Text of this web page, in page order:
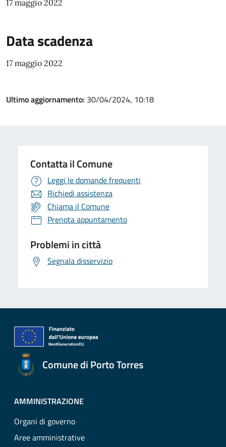
17 maggio 2022
Data scadenza
17 maggio 2022
Ultimo aggiornamento: 30/04/2024, 10:18
Contatta il Comune
Leggi le domande frequenti
Richiedi assistenza
Chiama il Comune
Prenota appuntamento
Problemi in città
Segnala disservizio
Comune di Porto Torres
AMMINISTRAZIONE
Organi di governo
Aree amministrative